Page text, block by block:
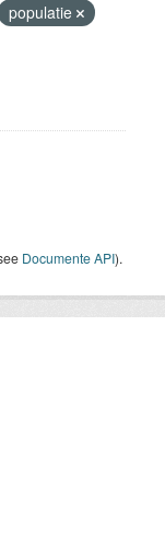
populatie
Documente API).